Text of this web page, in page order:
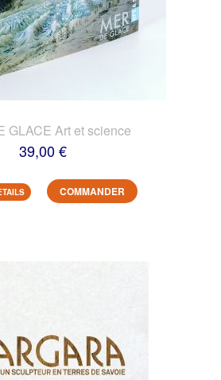
GLACE Art et science
39,00 €
COMMANDER